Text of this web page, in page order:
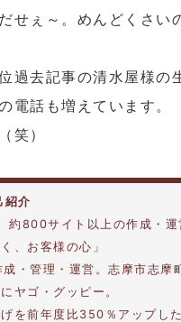
せぇ～。めんどくさい
過去記事の清水屋様の
電話も増えています。
笑）
紹介
約800サイト以上の作成・運
、お客様の心」
・管理・運営。志摩市志摩
ヤゴ・グッピー。
を前年度比350％アップし